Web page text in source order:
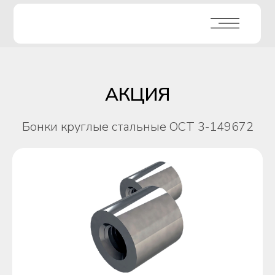
АКЦИЯ
Бонки круглые стальные ОСТ 3-149672